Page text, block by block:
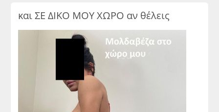
και ΣΕ ΔΙΚΟ ΜΟΥ ΧΩΡΟ αν θέλεις